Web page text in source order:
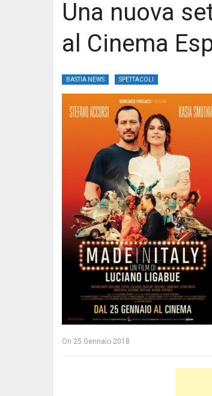
Una nuova
al Cinema
BASTIA NEWS SPETTACOLI
On 25 Gennaio 2018